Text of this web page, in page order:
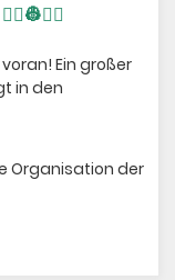
Ein großer
in den
Organisation der